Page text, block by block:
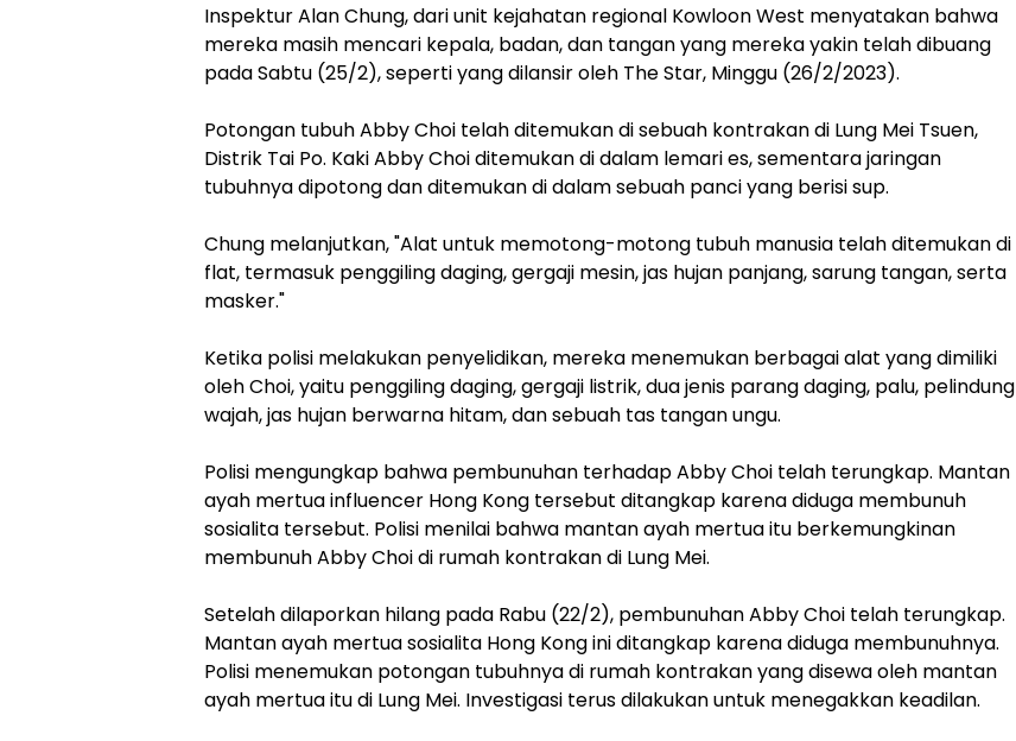
Inspektur Alan Chung, dari unit kejahatan regional Kowloon West menyatakan bahwa
mereka masih mencari kepala, badan, dan tangan yang mereka yakin telah dibuang
pada Sabtu (25/2), seperti yang dilansir oleh The Star, Minggu (26/2/2023).
Potongan tubuh Abby Choi telah ditemukan di sebuah kontrakan di Lung Mei Tsuen,
Distrik Tai Po. Kaki Abby Choi ditemukan di dalam lemari es, sementara jaringan
tubuhnya dipotong dan ditemukan di dalam sebuah panci yang berisi sup.
Chung melanjutkan, "Alat untuk memotong-motong tubuh manusia telah ditemukan di
flat, termasuk penggiling daging, gergaji mesin, jas hujan panjang, sarung tangan, serta
masker."
Ketika polisi melakukan penyelidikan, mereka menemukan berbagai alat yang dimiliki
oleh Choi, yaitu penggiling daging, gergaji listrik, dua jenis parang daging, palu, pelindung
wajah, jas hujan berwarna hitam, dan sebuah tas tangan ungu.
Polisi mengungkap bahwa pembunuhan terhadap Abby Choi telah terungkap. Mantan
ayah mertua influencer Hong Kong tersebut ditangkap karena diduga membunuh
sosialita tersebut. Polisi menilai bahwa mantan ayah mertua itu berkemungkinan
membunuh Abby Choi di rumah kontrakan di Lung Mei.
Setelah dilaporkan hilang pada Rabu (22/2), pembunuhan Abby Choi telah terungkap.
Mantan ayah mertua sosialita Hong Kong ini ditangkap karena diduga membunuhnya.
Polisi menemukan potongan tubuhnya di rumah kontrakan yang disewa oleh mantan
ayah mertua itu di Lung Mei. Investigasi terus dilakukan untuk menegakkan keadilan.